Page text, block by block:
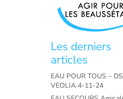
Les derniers
articles
EAU POUR TOUS –
VEOLIA 4-11-24